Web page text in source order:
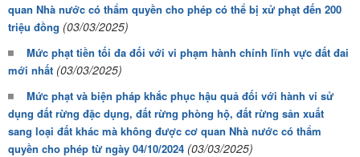
quan Nhà nước có thẩm quyền cho phép có thể bị xử phạt đến 200
triệu đồng (03/03/2025)
Mức phạt tiền tối đa đối với vi phạm hành chính lĩnh vực đất đai
mới nhất (03/03/2025)
Mức phạt và biện pháp khắc phục hậu quả đối với hành vi sử
dụng đất rừng đặc dụng, đất rừng phòng hộ, đất rừng sản xuất
sang loại đất khác mà không được cơ quan Nhà nước có thẩm
quyền cho phép từ ngày 04/10/2024 (03/03/2025)